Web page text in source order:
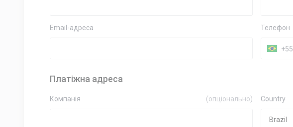
Email-адреса Телефон
+55
Платіжна адреса
Компанія (опціонально) Country